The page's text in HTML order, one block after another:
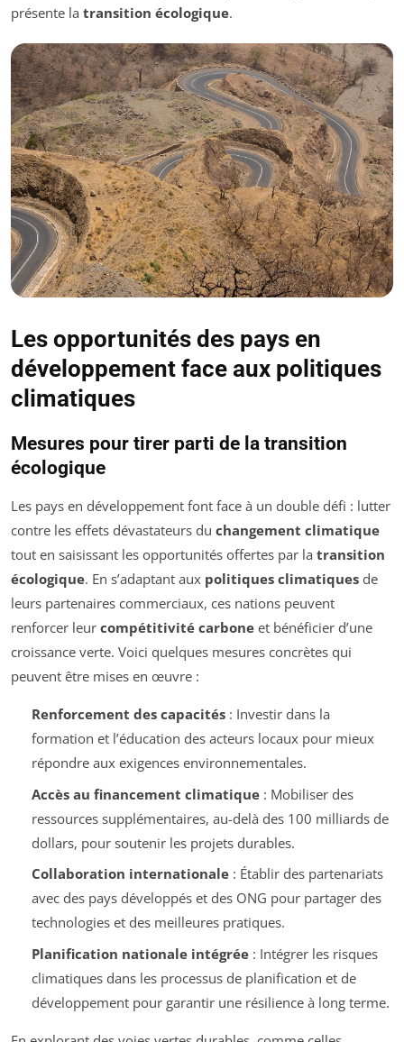
présente la transition écologique.
Les opportunités des pays en
développement face aux politiques
climatiques
Mesures pour tirer parti de la transition
écologique
Les pays en développement font face à un double défi : lutter
contre les effets dévastateurs du changement climatique
tout en saisissant les opportunités offertes par la transition
écologique. En s’adaptant aux politiques climatiques de
leurs partenaires commerciaux, ces nations peuvent
renforcer leur compétitivité carbone et bénéficier d’une
croissance verte. Voici quelques mesures concrètes qui
peuvent être mises en œuvre :
Renforcement des capacités: Investir dans la
formation et l’éducation des acteurs locaux pour mieux
répondre aux exigences environnementales.
Accès au financement climatique: Mobiliser des
ressources supplémentaires, au-delà des 100 milliards de
dollars, pour soutenir les projets durables.
Collaboration internationale: Établir des partenariats
avec des pays développés et des ONG pour partager des
technologies et des meilleures pratiques.
Planification nationale intégrée: Intégrer les risques
climatiques dans les processus de planification et de
développement pour garantir une résilience à long terme.